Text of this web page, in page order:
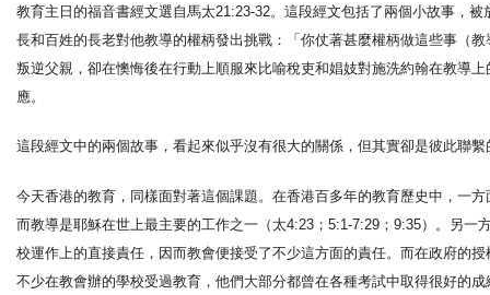
教育主日的福音書經文選自馬太21:23-32。這段經文包括了兩個小故事，
長和百姓的長老對他教導的權柄發出挑戰：「你仗著甚麼權柄做這些事（
叛逆父親，卻在懊悔後在行動上順服來比喻稅吏和娼妓對施洗約翰在教導
應。
這段經文中的兩個故事，看起來似乎沒有很大的關係，但其實卻是彼此聯
今天香港的教育，同樣面對著這個課題。在香港百多年的教育歷史中，一
而教導是耶穌在世上最主要的工作之一（太4:23；5:1-7:29；9:35）。另
校運作上的直接責任，因而教會便接受了不少這方面的責任。而在政府的
不少在教會辦的學校受過教育，他們大部分都曾在各種考試中取得很好的